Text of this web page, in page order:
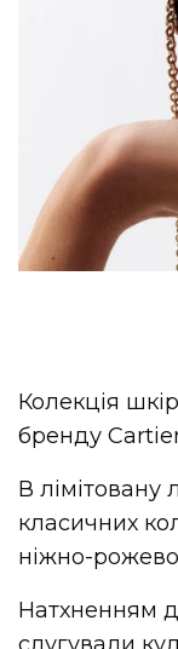
Колекція
бренду
В лімітовану
класичних
ніжно-
Натхненням